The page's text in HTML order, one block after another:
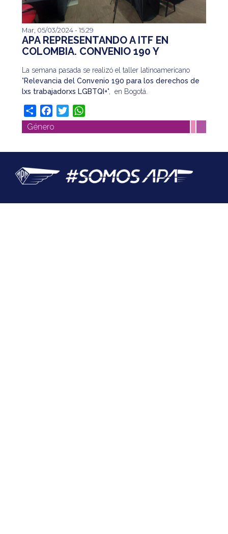
La semana pasada se realizó el taller latinoamericano
"Relevancia del Convenio 190 para los derechos
de lxs trabajadorxs LGBTQI+", en Bogotá.
Mar, 05/03/2024 - 15:29
APA REPRESENTANDO A ITF EN
COLOMBIA. CONVENIO 190 Y
La semana pasada se realizó el taller latinoamericano
"Relevancia del Convenio 190 para los derechos de
lxs trabajadorxs LGBTQI+", en Bogotá.
Share Facebook
Twitter
Género